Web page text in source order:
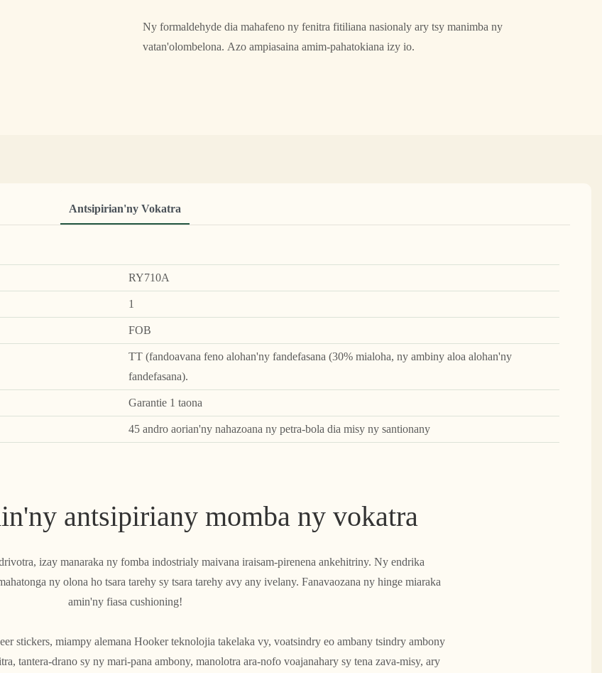
Ny formaldehyde dia mahafeno ny fenitra fitiliana nasionaly ary tsy manimba ny
vatan'olombelona. Azo ampiasaina amim-pahatokiana izy io.
Antsipirian'ny Vokatra
RY710A
1
FOB
TT (fandoavana feno alohan'ny fandefasana (30% mialoha, ny ambiny aloa alohan'ny
fandefasana).
Garantie 1 taona
45 andro aorian'ny nahazoana ny petra-bola dia misy ny santionany
antsipiriany momba ny vokatra
izay manaraka ny fomba indostrialy maivana iraisam-pirenena ankehitriny. Ny endrika
ny olona ho tsara tarehy sy tsara tarehy avy any ivelany. Fanavaozana ny hinge miaraka
amin'ny fiasa cushioning!
stickers, miampy alemana Hooker teknolojia takelaka vy, voatsindry eo ambany tsindry ambony
tantera-drano sy ny mari-pana ambony, manolotra ara-nofo voajanahary sy tena zava-misy, ary